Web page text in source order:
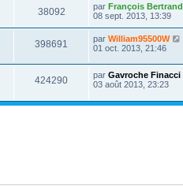
38092 par François Bertrand
08 sept. 2013, 13:39
398691 par William95500W
01 oct. 2013, 21:46
424290 par Gavroche Finacci
03 août 2013, 23:23